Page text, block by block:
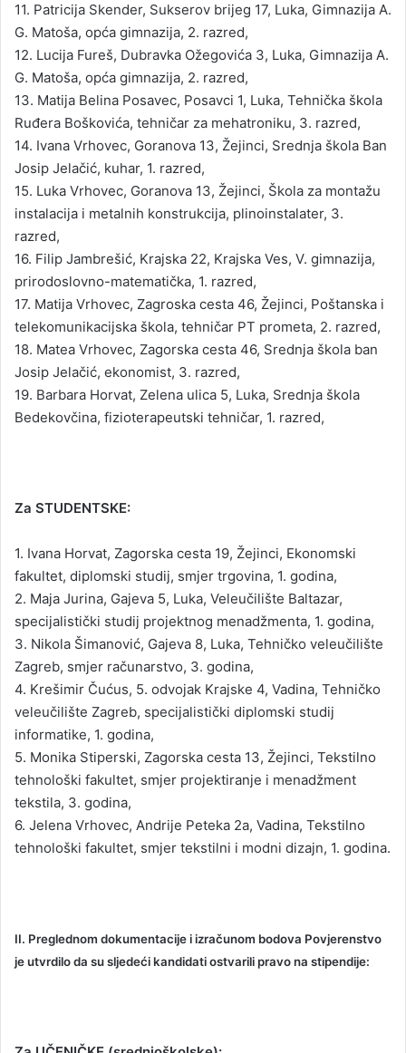
11. Patricija Skender, Sukserov brijeg 17, Luka, Gimnazija A.
G. Matoša, opća gimnazija, 2. razred,
12. Lucija Fureš, Dubravka Ožegovića 3, Luka, Gimnazija A.
G. Matoša, opća gimnazija, 2. razred,
13. Matija Belina Posavec, Posavci 1, Luka, Tehnička škola
Ruđera Boškovića, tehničar za mehatroniku, 3. razred,
14. Ivana Vrhovec, Goranova 13, Žejinci, Srednja škola Ban
Josip Jelačić, kuhar, 1. razred,
15. Luka Vrhovec, Goranova 13, Žejinci, Škola za montažu
instalacija i metalnih konstrukcija, plinoinstalater, 3.
razred,
16. Filip Jambrešić, Krajska 22, Krajska Ves, V. gimnazija,
prirodoslovno-matematička, 1. razred,
17. Matija Vrhovec, Zagroska cesta 46, Žejinci, Poštanska i
telekomunikacijska škola, tehničar PT prometa, 2. razred,
18. Matea Vrhovec, Zagorska cesta 46, Srednja škola ban
Josip Jelačić, ekonomist, 3. razred,
19. Barbara Horvat, Zelena ulica 5, Luka, Srednja škola
Bedekovčina, fizioterapeutski tehničar, 1. razred,
Za STUDENTSKE:
1. Ivana Horvat, Zagorska cesta 19, Žejinci, Ekonomski
fakultet, diplomski studij, smjer trgovina, 1. godina,
2. Maja Jurina, Gajeva 5, Luka, Veleučilište Baltazar,
specijalistički studij projektnog menadžmenta, 1. godina,
3. Nikola Šimanović, Gajeva 8, Luka, Tehničko veleučilište
Zagreb, smjer računarstvo, 3. godina,
4. Krešimir Čućus, 5. odvojak Krajske 4, Vadina, Tehničko
veleučilište Zagreb, specijalistički diplomski studij
informatike, 1. godina,
5. Monika Stiperski, Zagorska cesta 13, Žejinci, Tekstilno
tehnološki fakultet, smjer projektiranje i menadžment
tekstila, 3. godina,
6. Jelena Vrhovec, Andrije Peteka 2a, Vadina, Tekstilno
tehnološki fakultet, smjer tekstilni i modni dizajn, 1. godina.
II. Preglednom dokumentacije i izračunom bodova Povjerenstvo
je utvrdilo da su sljedeći kandidati ostvarili pravo na stipendije: